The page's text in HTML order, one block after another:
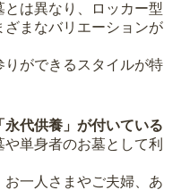
は異なり、ロッカー型
まなバリエーションが
ができるスタイルが特
代供養」が付いている
や単身者のお墓として利
一人さまやご夫婦、あ